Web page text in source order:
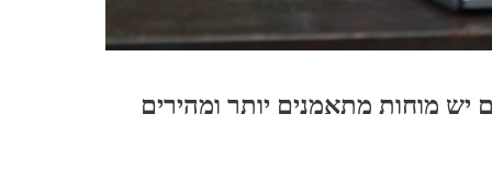
יש מוחות מתאמנים יותר ומהירים